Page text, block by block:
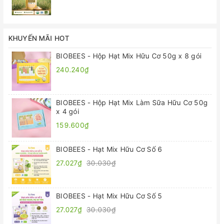
KHUYẾN MÃI HOT
BIOBEES - Hộp Hạt Mix Hữu Cơ 50g x 8 gói
240.240₫
BIOBEES - Hộp Hạt Mix Làm Sữa Hữu Cơ 50g
x 4 gói
159.600₫
BIOBEES - Hạt Mix Hữu Cơ Số 6
27.027₫ 30.030₫
BIOBEES - Hạt Mix Hữu Cơ Số 5
27.027₫ 30.030₫